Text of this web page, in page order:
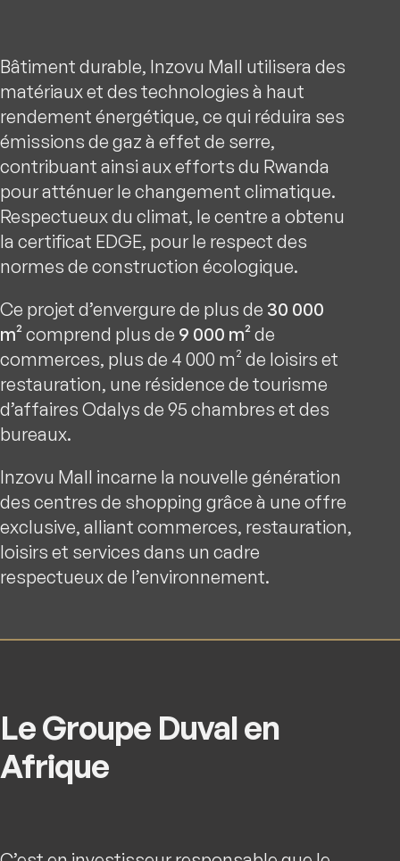
Bâtiment durable, Inzovu Mall utilisera des
matériaux et des technologies à haut
rendement énergétique, ce qui réduira ses
émissions de gaz à effet de serre,
contribuant ainsi aux efforts du Rwanda
pour atténuer le changement climatique.
Respectueux du climat, le centre a obtenu
la certificat EDGE, pour le respect des
normes de construction écologique.
Ce projet d’envergure de plus de 30 000
m² comprend plus de 9 000 m² de
commerces, plus de 4 000 m² de loisirs et
restauration, une résidence de tourisme
d’affaires Odalys de 95 chambres et des
bureaux.
Inzovu Mall incarne la nouvelle génération
des centres de shopping grâce à une offre
exclusive, alliant commerces, restauration,
loisirs et services dans un cadre
respectueux de l’environnement.
Le Groupe Duval en
Afrique